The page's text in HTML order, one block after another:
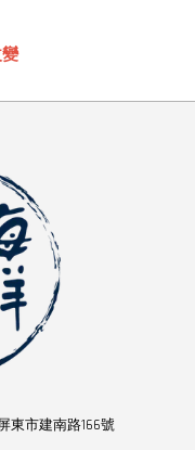
東市建南路166號